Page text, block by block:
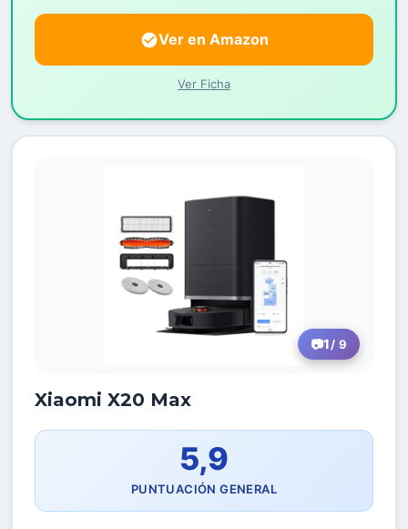
Ver en Amazon
Ver Ficha
1/ 9
Xiaomi X20 Max
5,9
PUNTUACIÓN GENERAL